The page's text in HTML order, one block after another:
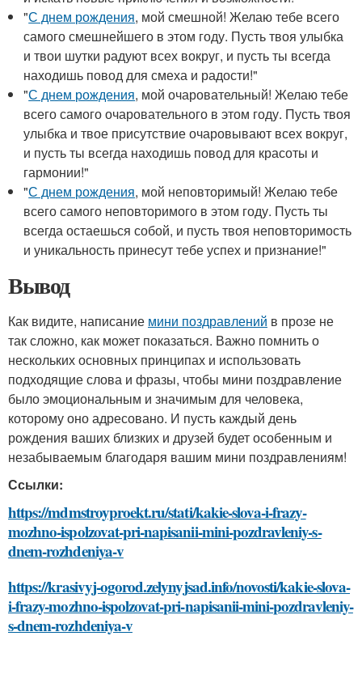
"С днем рождения, мой смешной! Желаю тебе всего
самого смешнейшего в этом году. Пусть твоя улыбка
и твои шутки радуют всех вокруг, и пусть ты всегда
находишь повод для смеха и радости!"
"С днем рождения, мой очаровательный! Желаю тебе
всего самого очаровательного в этом году. Пусть твоя
улыбка и твое присутствие очаровывают всех вокруг,
и пусть ты всегда находишь повод для красоты и
гармонии!"
"С днем рождения, мой неповторимый! Желаю тебе
всего самого неповторимого в этом году. Пусть ты
всегда остаешься собой, и пусть твоя неповторимость
и уникальность принесут тебе успех и признание!"
Вывод
Как видите, написание мини поздравлений в прозе не
так сложно, как может показаться. Важно помнить о
нескольких основных принципах и использовать
подходящие слова и фразы, чтобы мини поздравление
было эмоциональным и значимым для человека,
которому оно адресовано. И пусть каждый день
рождения ваших близких и друзей будет особенным и
незабываемым благодаря вашим мини поздравлениям!
Ссылки:
https://mdmstroyproekt.ru/stati/kakie-slova-i-frazy-
mozhno-ispolzovat-pri-napisanii-mini-pozdravleniy-s-
dnem-rozhdeniya-v
https://krasivyj-ogorod.zelynyjsad.info/novosti/kakie-slova-
i-frazy-mozhno-ispolzovat-pri-napisanii-mini-pozdravleniy-
s-dnem-rozhdeniya-v